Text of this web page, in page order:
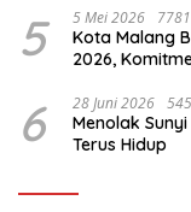
5 5 Mei 2026
Kota Malang
2026,
6 28 Juni 2026
Menolak
Terus Hidup